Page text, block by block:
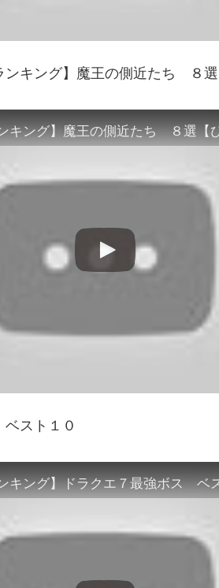
キング】魔王の側近たち ８選
キング】魔王の側近たち ８選【
スト１０